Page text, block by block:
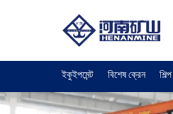
ইকুইপমেন্ট বিশেষ ক্রেন